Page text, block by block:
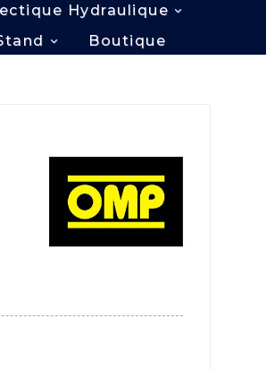
Hydraulique
Boutique